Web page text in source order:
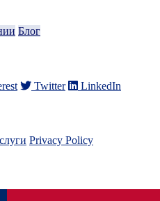
Блог
Twitter LinkedIn
Privacy Policy